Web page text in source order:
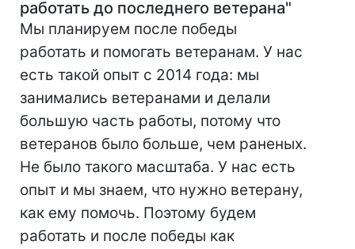
работать до последнего ветерана"
Мы планируем после победы
работать и помогать ветеранам. У нас
есть такой опыт с 2014 года: мы
занимались ветеранами и делали
большую часть работы, потому что
ветеранов было больше, чем раненых.
Не было такого масштаба. У нас есть
опыт и мы знаем, что нужно ветерану,
как ему помочь. Поэтому будем
работать и после победы как